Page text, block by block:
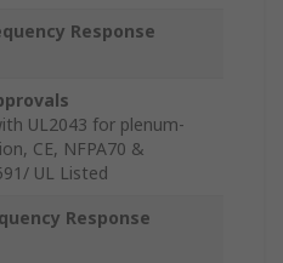
Response
UL2043 for plenum-
CE, NFPA70 &
UL Listed
Response